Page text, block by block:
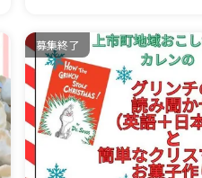
募集終了